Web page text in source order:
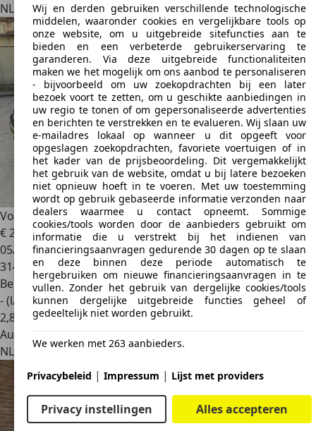
NL 8345 HJKallenkote
Volkswagen Golf1.2 TSI Tr. Ed.BlueM
€ 2.250
05/2012
314.272 km
Benzine
- (l/100 km)
2,8
Autobedrijf
NL 3925 LWScherpenzeel
Wij en derden gebruiken verschillende technologische
middelen, waaronder cookies en vergelijkbare tools op
onze website, om u uitgebreide sitefuncties aan te
bieden en een verbeterde gebruikerservaring te
garanderen. Via deze uitgebreide functionaliteiten
maken we het mogelijk om ons aanbod te personaliseren
- bijvoorbeeld om uw zoekopdrachten bij een later
bezoek voort te zetten, om u geschikte aanbiedingen in
uw regio te tonen of om gepersonaliseerde advertenties
en berichten te verstrekken en te evalueren. Wij slaan uw
e-mailadres lokaal op wanneer u dit opgeeft voor
opgeslagen zoekopdrachten, favoriete voertuigen of in
het kader van de prijsbeoordeling. Dit vergemakkelijkt
het gebruik van de website, omdat u bij latere bezoeken
niet opnieuw hoeft in te voeren. Met uw toestemming
wordt op gebruik gebaseerde informatie verzonden naar
dealers waarmee u contact opneemt. Sommige
cookies/tools worden door de aanbieders gebruikt om
informatie die u verstrekt bij het indienen van
financieringsaanvragen gedurende 30 dagen op te slaan
en deze binnen deze periode automatisch te
hergebruiken om nieuwe financieringsaanvragen in te
vullen. Zonder het gebruik van dergelijke cookies/tools
kunnen dergelijke uitgebreide functies geheel of
gedeeltelijk niet worden gebruikt.
We werken met 263 aanbieders.
Privacybeleid | Impressum | Lijst met providers
Privacy instellingen Alles accepteren